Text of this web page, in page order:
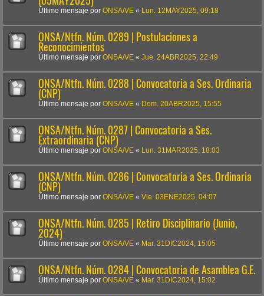
Último mensaje por ONSA/VE « Lun. 12MAY2025, 09:18
ONSA/Ntfn. Núm. 0289 | Postulaciones a
Reconocimientos
Último mensaje por ONSA/VE « Jue. 24ABR2025, 22:49
ONSA/Ntfn. Núm. 0288 | Convocatoria a Ses. Ordinaria
(CNP)
Último mensaje por ONSA/VE « Dom. 20ABR2025, 15:55
ONSA/Ntfn. Núm. 0287 | Convocatoria a Ses.
Extraordinaria (CNP)
Último mensaje por ONSA/VE « Lun. 31MAR2025, 18:03
ONSA/Ntfn. Núm. 0286 | Convocatoria a Ses. Ordinaria
(CNP)
Último mensaje por ONSA/VE « Vie. 03ENE2025, 04:07
ONSA/Ntfn. Núm. 0285 | Retiro Disciplinario (Junio,
2024)
Último mensaje por ONSA/VE « Mar. 31DIC2024, 15:05
ONSA/Ntfn. Núm. 0284 | Convocatoria de Asamblea G.E.
Último mensaje por ONSA/VE « Mar. 31DIC2024, 15:02